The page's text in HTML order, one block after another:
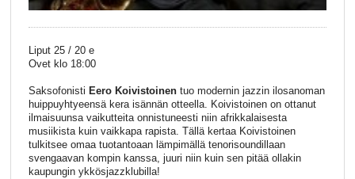
Liput 25 / 20 e
Ovet klo 18:00
Saksofonisti Eero Koivistoinentuo modernin jazzin ilosanoman
huippuyhtyeensä kera isännän otteella. Koivistoinen on ottanut
ilmaisuunsa vaikutteita onnistuneesti niin afrikkalaisesta
musiikista kuin vaikkapa rapista. Tällä kertaa Koivistoinen
tulkitsee omaa tuotantoaan lämpimällä tenorisoundillaan
svengaavan kompin kanssa, juuri niin kuin sen pitää ollakin
kaupungin ykkösjazzklubilla!